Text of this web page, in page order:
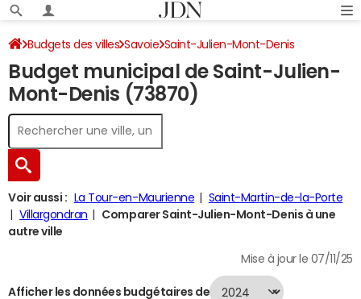
Budgets des villes Savoie Saint-Julien-Mont-Denis
Budget 2024
Budget municipal de Saint-Julien-
Mont-Denis (73870)
Voir aussi : La Tour-en-Maurienne
Saint-Martin-de-la-Porte
Villargondran
Comparer Saint-Julien-Mont-Denis à une
autre ville
Mise à jour le 07/11/25
Afficher les données budgétaires de